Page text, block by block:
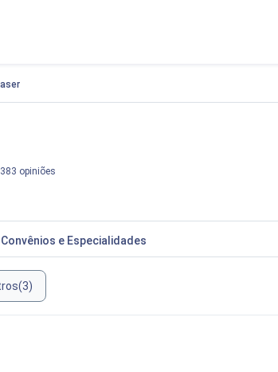
383 opiniões
Convênios e Especialidades
(3)